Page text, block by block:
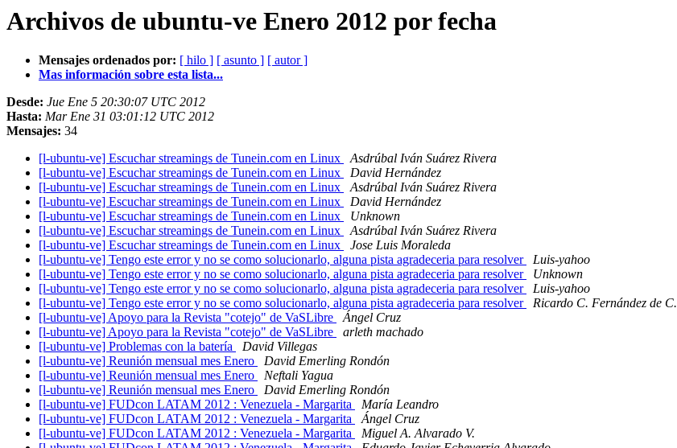
Archivos de ubuntu-ve Enero 2012 por fecha
Mensajes ordenados por: [ hilo ] [ asunto ] [ autor ]
Mas información sobre esta lista...
Desde: Jue Ene 5 20:30:07 UTC 2012
Hasta: Mar Ene 31 03:01:12 UTC 2012
Mensajes: 34
[l-ubuntu-ve] Escuchar streamings de Tunein.com en Linux
Asdrúbal Iván Suárez Rivera
[l-ubuntu-ve] Escuchar streamings de Tunein.com en Linux
David Hernández
[l-ubuntu-ve] Escuchar streamings de Tunein.com en Linux
Asdrúbal Iván Suárez Rivera
[l-ubuntu-ve] Escuchar streamings de Tunein.com en Linux
David Hernández
[l-ubuntu-ve] Escuchar streamings de Tunein.com en Linux
Unknown
[l-ubuntu-ve] Escuchar streamings de Tunein.com en Linux
Asdrúbal Iván Suárez Rivera
[l-ubuntu-ve] Escuchar streamings de Tunein.com en Linux
Jose Luis Moraleda
[l-ubuntu-ve] Tengo este error y no se como solucionarlo, alguna pista agradeceria para resolver
Luis-yahoo
[l-ubuntu-ve] Tengo este error y no se como solucionarlo, alguna pista agradeceria para resolver
Unknown
[l-ubuntu-ve] Tengo este error y no se como solucionarlo, alguna pista agradeceria para resolver
Luis-yahoo
[l-ubuntu-ve] Tengo este error y no se como solucionarlo, alguna pista agradeceria para resolver
Ricardo C. Fernández de C.
[l-ubuntu-ve] Apoyo para la Revista "cotejo" de VaSLibre
Ángel Cruz
[l-ubuntu-ve] Apoyo para la Revista "cotejo" de VaSLibre
arleth machado
[l-ubuntu-ve] Problemas con la batería
David Villegas
[l-ubuntu-ve] Reunión mensual mes Enero
David Emerling Rondón
[l-ubuntu-ve] Reunión mensual mes Enero
Neftali Yagua
[l-ubuntu-ve] Reunión mensual mes Enero
David Emerling Rondón
[l-ubuntu-ve] FUDcon LATAM 2012 : Venezuela - Margarita
María Leandro
[l-ubuntu-ve] FUDcon LATAM 2012 : Venezuela - Margarita
Ángel Cruz
[l-ubuntu-ve] FUDcon LATAM 2012 : Venezuela - Margarita
Miguel A. Alvarado V.